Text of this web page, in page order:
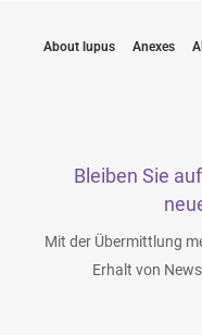
About lupus Anexes
Bleiben Sie
Mit der Übermittlung
Erhalt von